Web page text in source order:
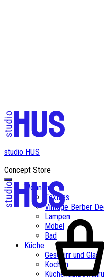
studio HUS
Concept Store
Wohnen
Textiles
Vintage Berber
Lampen
Möbel
Bad
Küche
Geschirr und Glas
Kochen